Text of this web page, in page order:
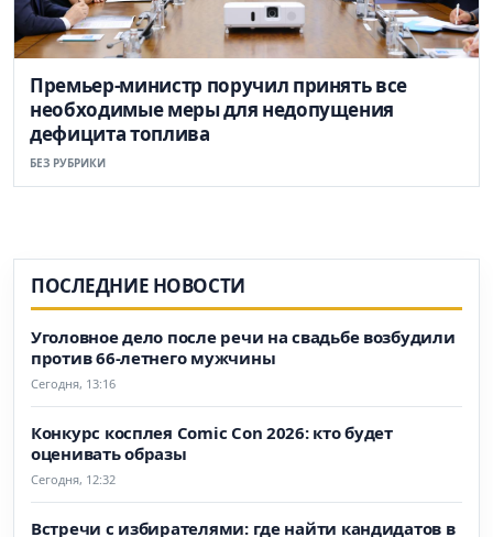
Премьер-министр поручил принять все
необходимые меры для недопущения
дефицита топлива
БЕЗ РУБРИКИ
ПОСЛЕДНИЕ НОВОСТИ
Уголовное дело после речи на свадьбе возбудили
против 66-летнего мужчины
Сегодня, 13:16
Конкурс косплея Comic Con 2026: кто будет
оценивать образы
Сегодня, 12:32
Встречи с избирателями: где найти кандидатов в